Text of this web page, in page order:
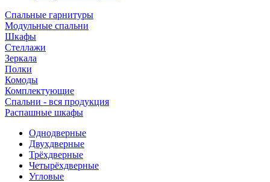
Спальные гарнитуры
Модульные спальни
Шкафы
Стеллажи
Зеркала
Полки
Комоды
Комплектующие
Спальни - вся продукция
Распашные шкафы
Однодверные
Двухдверные
Трёхдверные
Четырёхдверные
Угловые